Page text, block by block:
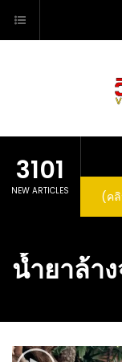
content
3101
NEW ARTICLES
(ค
ลู
(
น้ำยาล้า